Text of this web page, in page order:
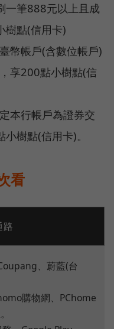
一筆888元以上且成
樹點(信用卡)
幣帳戶(含數位帳戶)
享200點小樹點(信
本行帳戶為證券交
樹點(信用卡)。
看
路
、蔚藍(台
購物網、PChome